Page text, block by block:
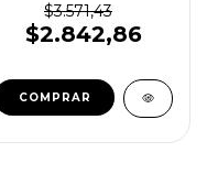
$3.571,43
$2.842,86